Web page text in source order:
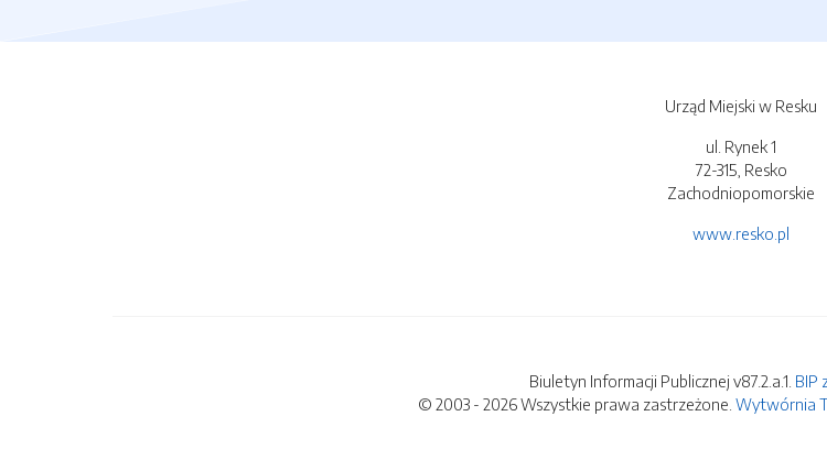
Urząd Miejski w Resku
ul. Rynek 1
72-315, Resko
Zachodniopomorskie
www.resko.pl
Biuletyn Informacji Publicznej v87.2.a.1. BIP
© 2003 - 2026 Wszystkie prawa zastrzeżone. Wytwórnia